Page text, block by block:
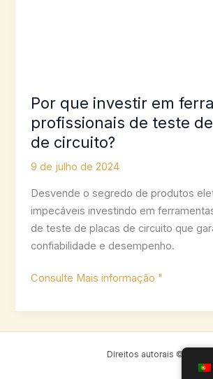
Por que investir em
profissionais de teste
de circuito?
9 de julho de 2024
Desvende o segredo de produtos
impecáveis investindo em
de teste de placas de circuito que
confiabilidade e desempenho.
Por
investir
em
Consulte Mais informação "
Direitos autorais © 2026